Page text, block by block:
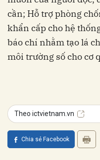
cần; Hỗ trợ phòng
khẩn cấp cho hệ
báo chí nhằm tạo lá
môi trường số cho cơ
Theo ictvietnam.vn
Chia sẻ Facebook